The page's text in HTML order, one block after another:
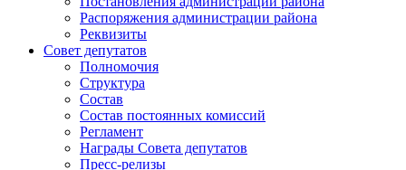
Распоряжения администрации района
Реквизиты
Совет депутатов
Полномочия
Структура
Состав
Состав постоянных комиссий
Регламент
Награды Совета депутатов
Пресс-релизы